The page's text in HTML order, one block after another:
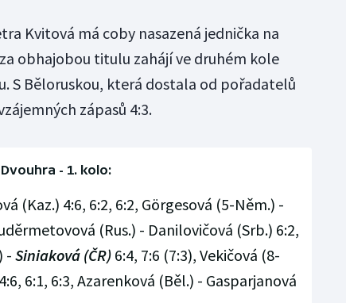
Kvitová má coby nasazená jednička na
obhajobou titulu zahájí ve druhém kole
S Běloruskou, která dostala od pořadatelů
zápasů 4:3.
Dvouhra - 1. kolo:
(Kaz.) 4:6, 6:2, 6:2, Görgesová (5-Něm.) -
(Rus.) - Danilovičová (Srb.) 6:2,
- Siniaková (ČR)6:4, 7:6 (7:3), Vekičová (8-
6:1, 6:3, Azarenková (Běl.) - Gasparjanová